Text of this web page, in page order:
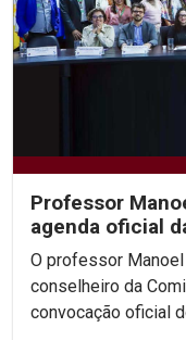
Professor
agenda oficial
lado da
O professor
conselheiro da
convocação oficial